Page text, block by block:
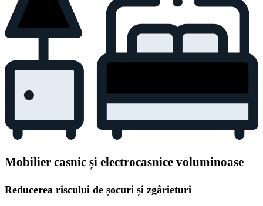
Mobilier casnic și electrocasnice voluminoase
Reducerea riscului de șocuri și zgârieturi